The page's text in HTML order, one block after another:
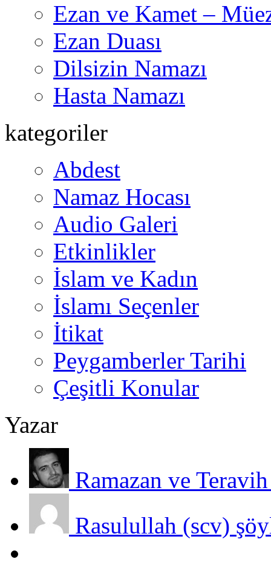
Ezan ve Kamet –
Ezan Duası
Dilsizin Namazı
Hasta Namazı
kategoriler
Abdest
Namaz Hocası
Audio Galeri
Etkinlikler
İslam ve Kadın
İslamı Seçenler
İtikat
Peygamberler Tarihi
Çeşitli Konular
Yazar
Ramazan ve
Rasulullah (scv)